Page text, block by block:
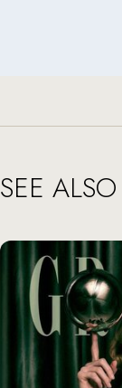
SEE ALSO